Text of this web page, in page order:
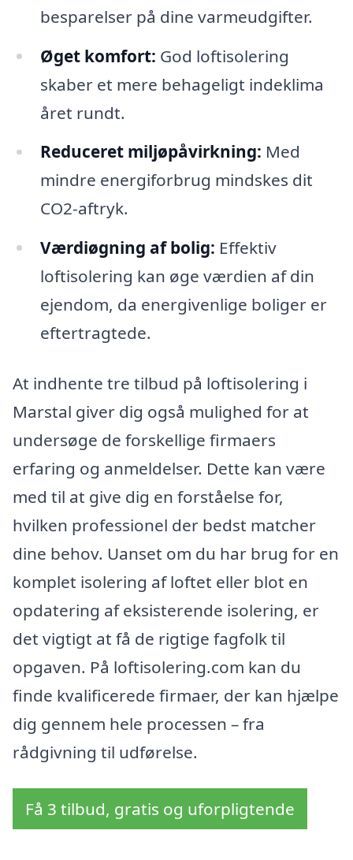
besparelser på dine varmeudgifter.
Øget komfort: God loftisolering
skaber et mere behageligt indeklima
året rundt.
Reduceret miljøpåvirkning: Med
mindre energiforbrug mindskes dit
CO2-aftryk.
Værdiøgning af bolig: Effektiv
loftisolering kan øge værdien af din
ejendom, da energivenlige boliger er
eftertragtede.
At indhente tre tilbud på loftisolering i
Marstal giver dig også mulighed for at
undersøge de forskellige firmaers
erfaring og anmeldelser. Dette kan være
med til at give dig en forståelse for,
hvilken professionel der bedst matcher
dine behov. Uanset om du har brug for en
komplet isolering af loftet eller blot en
opdatering af eksisterende isolering, er
det vigtigt at få de rigtige fagfolk til
opgaven. På loftisolering.com kan du
finde kvalificerede firmaer, der kan hjælpe
dig gennem hele processen – fra
rådgivning til udførelse.
Få 3 tilbud, gratis og uforpligtende